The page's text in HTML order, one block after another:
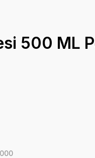
500 ML